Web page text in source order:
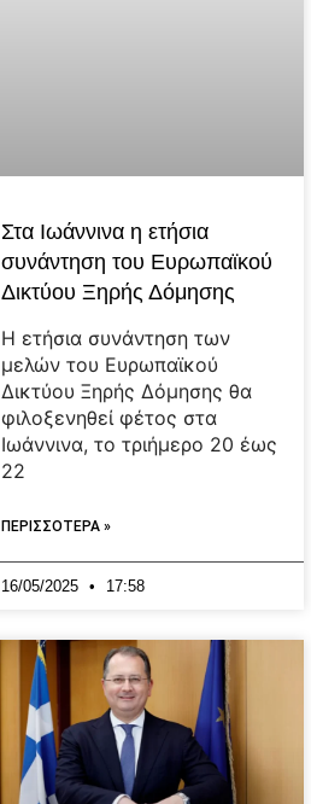
Στα Ιωάννινα η ετήσια
συνάντηση του Ευρωπαϊκού
Δικτύου Ξηρής Δόμησης
Η ετήσια συνάντηση των
μελών του Ευρωπαϊκού
Δικτύου Ξηρής Δόμησης θα
φιλοξενηθεί φέτος στα
Ιωάννινα, το τριήμερο 20 έως
22
ΠΕΡΙΣΣΟΤΕΡΑ »
16/05/2025 17:58